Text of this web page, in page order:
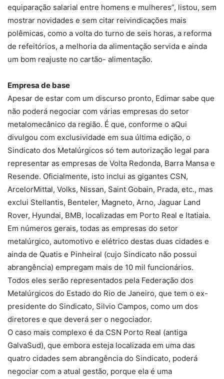
equiparação salarial entre homens e mulheres”, listou, sem
mostrar novidades e sem citar reivindicações mais
polêmicas, como a volta do turno de seis horas, a reforma
de refeitórios, a melhoria da alimentação servida e ainda
um bom reajuste no cartão- alimentação.
Empresa de base
Apesar de estar com um discurso pronto, Edimar sabe que
não poderá negociar com várias empresas do setor
metalomecânico da região. É que, conforme o aQui
divulgou com exclusividade em sua última edição, o
Sindicato dos Metalúrgicos só tem autorização legal para
representar as empresas de Volta Redonda, Barra Mansa e
Resende. Oficialmente, isto inclui as gigantes CSN,
ArcelorMittal, Volks, Nissan, Saint Gobain, Prada, etc., mas
exclui Stellantis, Benteler, Magneto, Arno, Jaguar Land
Rover, Hyundai, BMB, localizadas em Porto Real e Itatiaia.
Em números gerais, todas as empresas do setor
metalúrgico, automotivo e elétrico destas duas cidades e
ainda de Quatis e Pinheiral (cujo Sindicato não possui
abrangência) empregam mais de 10 mil funcionários.
Todos eles serão representados pela Federação dos
Metalúrgicos do Estado do Rio de Janeiro, que tem o ex-
presidente do Sindicato, Silvio Campos, como um dos
diretores e que deverá ser o negociador.
O caso mais complexo é da CSN Porto Real (antiga
GalvaSud), que embora esteja localizada em uma das
quatro cidades sem abrangência do Sindicato, poderá
negociar com a atual gestão, porque ela é uma